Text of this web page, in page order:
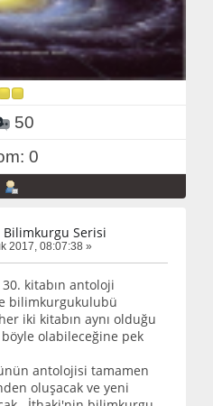
50
0
Bilimkurgu Serisi
2017, 08:07:38 »
kitabın antoloji
bilimkurgukulubü
iki kitabın aynı olduğu
olabileceğine pek
antolojisi tamamen
oluşacak ve yeni